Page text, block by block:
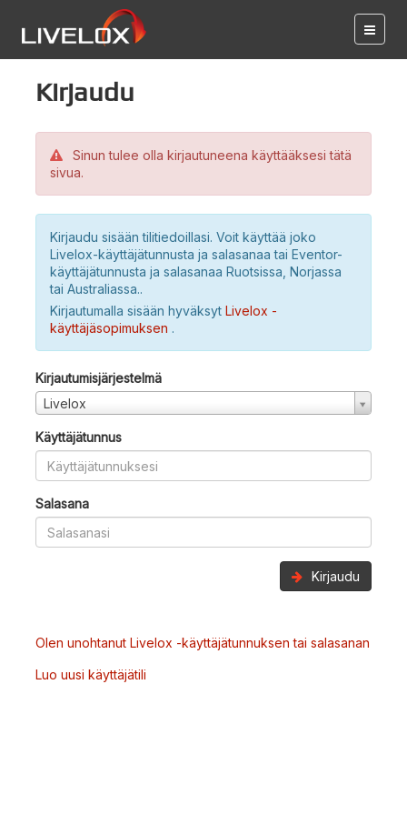
Kirjaudu
Sinun tulee olla kirjautuneena käyttääksesi tätä
sivua.
Kirjaudu sisään tilitiedoillasi. Voit käyttää joko
Livelox-käyttäjätunnusta ja salasanaa tai Eventor-
käyttäjätunnusta ja salasanaa Ruotsissa, Norjassa
tai Australiassa..
Kirjautumalla sisään hyväksyt Livelox -
käyttäjäsopimuksen .
Kirjautumisjärjestelmä
Livelox
Käyttäjätunnus
Salasana
Kirjaudu
Olen unohtanut Livelox -käyttäjätunnuksen tai salasanan
Luo uusi käyttäjätili